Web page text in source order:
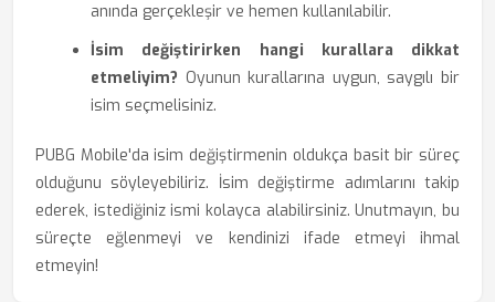
anında gerçekleşir ve hemen kullanılabilir.
İsim değiştirirken hangi kurallara dikkat
etmeliyim? Oyunun kurallarına uygun, saygılı bir
isim seçmelisiniz.
PUBG Mobile'da isim değiştirmenin oldukça basit bir süreç
olduğunu söyleyebiliriz. İsim değiştirme adımlarını takip
ederek, istediğiniz ismi kolayca alabilirsiniz. Unutmayın, bu
süreçte eğlenmeyi ve kendinizi ifade etmeyi ihmal
etmeyin!